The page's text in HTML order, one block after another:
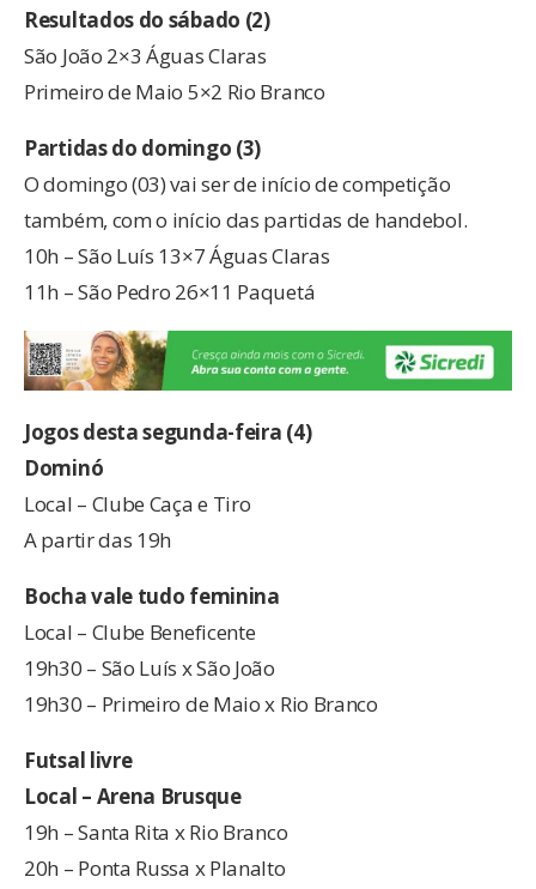
Resultados do sábado (2)
São João 2×3 Águas Claras
Primeiro de Maio 5×2 Rio Branco
Partidas do domingo (3)
O domingo (03) vai ser de início de competição
também, com o início das partidas de handebol.
10h – São Luís 13×7 Águas Claras
11h – São Pedro 26×11 Paquetá
Jogos desta segunda-feira (4)
Dominó
Local – Clube Caça e Tiro
A partir das 19h
Bocha vale tudo feminina
Local – Clube Beneficente
19h30 – São Luís x São João
19h30 – Primeiro de Maio x Rio Branco
Futsal livre
Local – Arena Brusque
19h – Santa Rita x Rio Branco
20h – Ponta Russa x Planalto